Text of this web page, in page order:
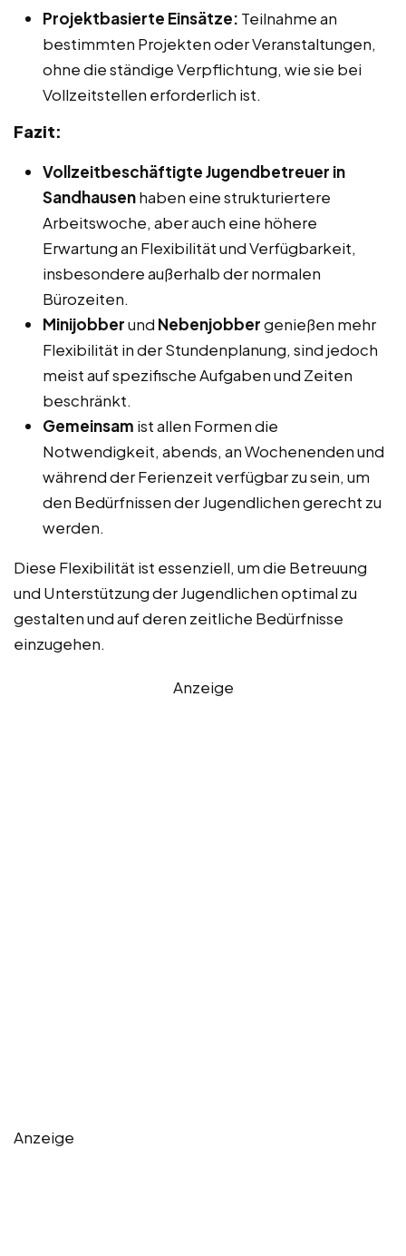
Projektbasierte Einsätze: Teilnahme an
bestimmten Projekten oder Veranstaltungen,
ohne die ständige Verpflichtung, wie sie bei
Vollzeitstellen erforderlich ist.
Fazit:
Vollzeitbeschäftigte Jugendbetreuer in
Sandhausenhaben eine strukturiertere
Arbeitswoche, aber auch eine höhere
Erwartung an Flexibilität und Verfügbarkeit,
insbesondere außerhalb der normalen
Bürozeiten.
Minijobberund Nebenjobbergenießen mehr
Flexibilität in der Stundenplanung, sind jedoch
meist auf spezifische Aufgaben und Zeiten
beschränkt.
Gemeinsam ist allen Formen die
Notwendigkeit, abends, an Wochenenden und
während der Ferienzeit verfügbar zu sein, um
den Bedürfnissen der Jugendlichen gerecht zu
werden.
Diese Flexibilität ist essenziell, um die Betreuung
und Unterstützung der Jugendlichen optimal zu
gestalten und auf deren zeitliche Bedürfnisse
einzugehen.
Anzeige
Anzeige